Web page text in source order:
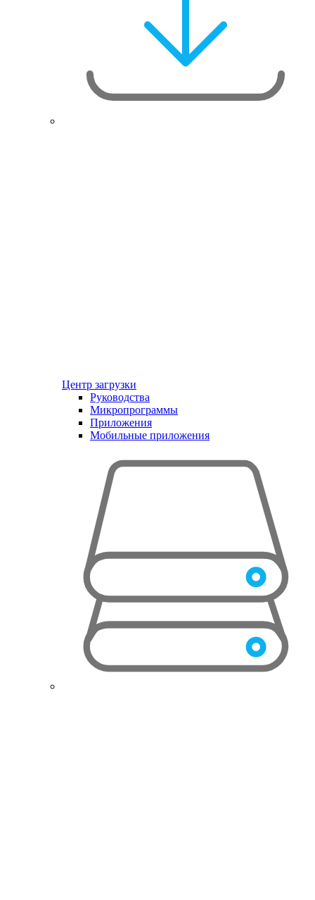
Центр загрузки
Руководства
Микропрограммы
Приложения
Мобильные приложения